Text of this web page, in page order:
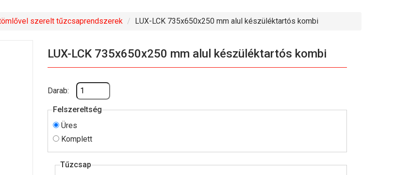
szerelt tűzcsaprendszerek LUX-LCK 735x650x250 mm alul készüléktartós kombi
LUX-LCK 735x650x250 mm alul készüléktartós kombi
Darab:
Felszereltség
Üres
Komplett
Tűzcsap